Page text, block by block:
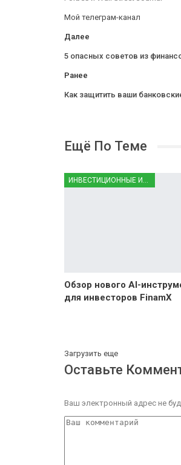
Мой телеграм-канал
Далее
5 опасных советов из
Ранее
Как защитить ваши
Ещё По Теме
ИНВЕСТИЦИОННЫЕ ИНСТРУМЕНТЫ
Обзор нового AI-
для инвесторов FinamX
Загрузить еще
Оставьте
Ваш электронный адрес не